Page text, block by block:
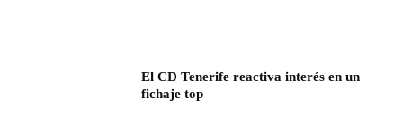
El CD Tenerife reactiva interés en un
fichaje top